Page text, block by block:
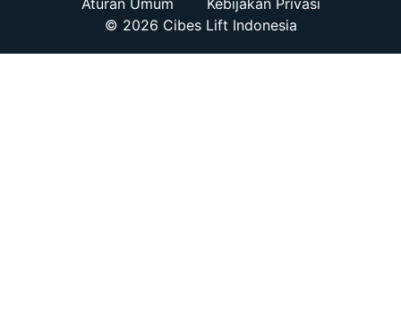
Aturan Umum
Kebijakan Privasi
© 2026 Cibes Lift Indonesia